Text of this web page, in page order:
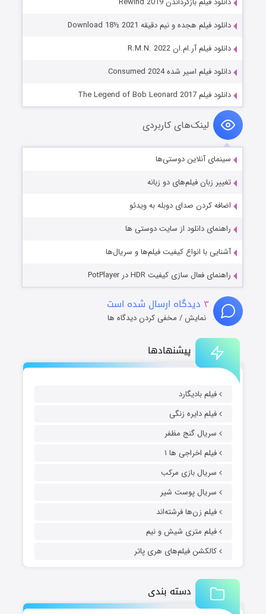
پیشنهادها
فیلم بادیگارد
فیلم دایره زنگی
سریال گنج مظفر
فیلم اخراجی ها ۱
سریال بازی مرکب
سریال پوست شیر
فیلم زن‌ها فرشته‌اند
فیلم متری شیش و نیم
کالکشن فیلم‌های هری پاتر
دسته بندی
دانلود فیلم هجده و نیم دقیقه Download 18½ 2021
دانلود فیلم آر.ام.ان R.M.N. 2022
دانلود فیلم اسیر شده Consumed 2024
دانلود فیلم The Legend of Bob Leonard 2017
لینک‌های کاربردی
سینمای آنلاین دوستی‌ها
تغییر زبان فیلم‌های دو زبانه
اضافه کردن صدای دوبله به ویدئو
راهنمای دانلود از سایت دوستی ها
آشنایی با انواع کیفیت فیلم‌ها و سریال‌ها
راهنمای فعال سازی کیفیت HDR در PotPlayer
۳ دیدگاه ارسال شده است
نمایش / مخفی کردن دیدگاه ها